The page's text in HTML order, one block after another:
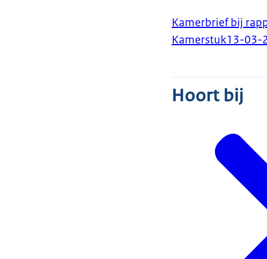
Kamerbrief bij
Kamerstuk13-03-
Hoort bij